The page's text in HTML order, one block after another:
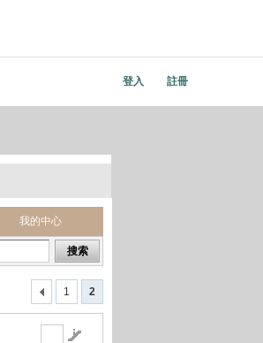
登入 註冊
我的中心
搜索
1 2